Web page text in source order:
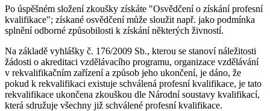
Po úspěšném složení zkoušky získáte "Osvědčení o získání profesní
kvalifikace"; získané osvědčení může sloužit např. jako podmínka
splnění odborné způsobilosti k získání některých živností.
Na základě vyhlášky č. 176/2009 Sb., kterou se stanoví náležitosti
žádosti o akreditaci vzdělávacího programu, organizace vzdělávání
v rekvalifikačním zařízení a způsob jeho ukončení, je dáno, že
pokud k rekvalifikaci existuje schválená profesní kvalifikace, je tato
rekvalifikace ukončena zkouškou dle Národní soustavy kvalifikací,
která sdružuje všechny již schválené profesní kvalifikace.